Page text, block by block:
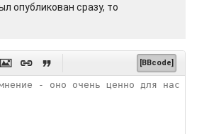
опубликован сразу, то
   [BBcode]